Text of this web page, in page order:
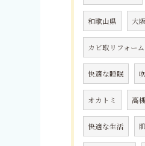
和歌山県 大
カビ取リフォーム
快適な睡眠
オカトミ 高
快適な生活